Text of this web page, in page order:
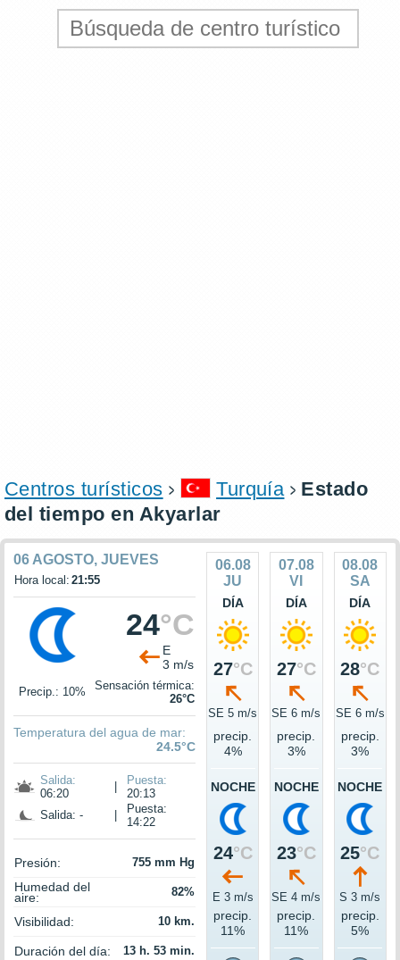
Centros turísticos Turquía
Estado
del tiempo en Akyarlar
06 AGOSTO, JUEVES
Hora local: 21:55
24°C
E
3 m/s
Precip.: 10%
Sensación térmica:
26°C
Temperatura del agua de mar:
24.5°C
Salida:
06:20
Puesta:
20:13
Salida: -
Puesta:
14:22
Presión: 755 mm Hg
Humedad del
aire: 82%
Visibilidad: 10 km.
Duración del día: 13 h. 53 min.
06.08
JU
DÍA
27°C
SE 5 m/s
precip.
4%
NOCHE
24°C
E 3 m/s
precip.
11%
07.08
VI
DÍA
27°C
SE 6 m/s
precip.
3%
NOCHE
23°C
SE 4 m/s
precip.
11%
08.08
SA
DÍA
28°C
SE 6 m/s
precip.
3%
NOCHE
25°C
S 3 m/s
precip.
5%